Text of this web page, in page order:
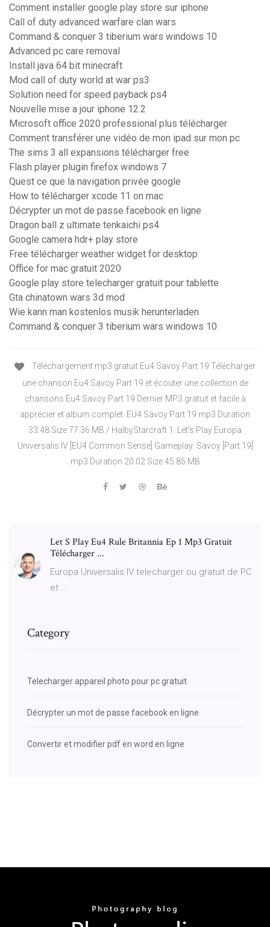
Comment installer google play store sur iphone
Call of duty advanced warfare clan wars
Command & conquer 3 tiberium wars windows 10
Advanced pc care removal
Install java 64 bit minecraft
Mod call of duty world at war ps3
Solution need for speed payback ps4
Nouvelle mise a jour iphone 12.2
Microsoft office 2020 professional plus télécharger
Comment transférer une vidéo de mon ipad sur mon pc
The sims 3 all expansions télécharger free
Flash player plugin firefox windows 7
Quest ce que la navigation privée google
How to télécharger xcode 11 on mac
Décrypter un mot de passe facebook en ligne
Dragon ball z ultimate tenkaichi ps4
Google camera hdr+ play store
Free télécharger weather widget for desktop
Office for mac gratuit 2020
Google play store telecharger gratuit pour tablette
Gta chinatown wars 3d mod
Wie kann man kostenlos musik herunterladen
Command & conquer 3 tiberium wars windows 10
Téléchargement mp3 gratuit Eu4 Savoy Part 19 Télécharger
une chanson Eu4 Savoy Part 19 et écouter une collection de
chansons Eu4 Savoy Part 19 Dernier MP3 gratuit et facile à
apprécier et album complet. EU4 Savoy Part 19 mp3 Duration
33:48 Size 77.36 MB / HalbyStarcraft 1. Let’s Play Europa
Universalis IV [EU4 Common Sense] Gameplay: Savoy [Part 19]
mp3 Duration 20:02 Size 45.85 MB
Let S Play Eu4 Rule Britannia Ep 1 Mp3 Gratuit
Télécharger ...
Europa Universalis IV telecharger ou gratuit de PC
et ...
Category
Telecharger appareil photo pour pc gratuit
Décrypter un mot de passe facebook en ligne
Convertir et modifier pdf en word en ligne